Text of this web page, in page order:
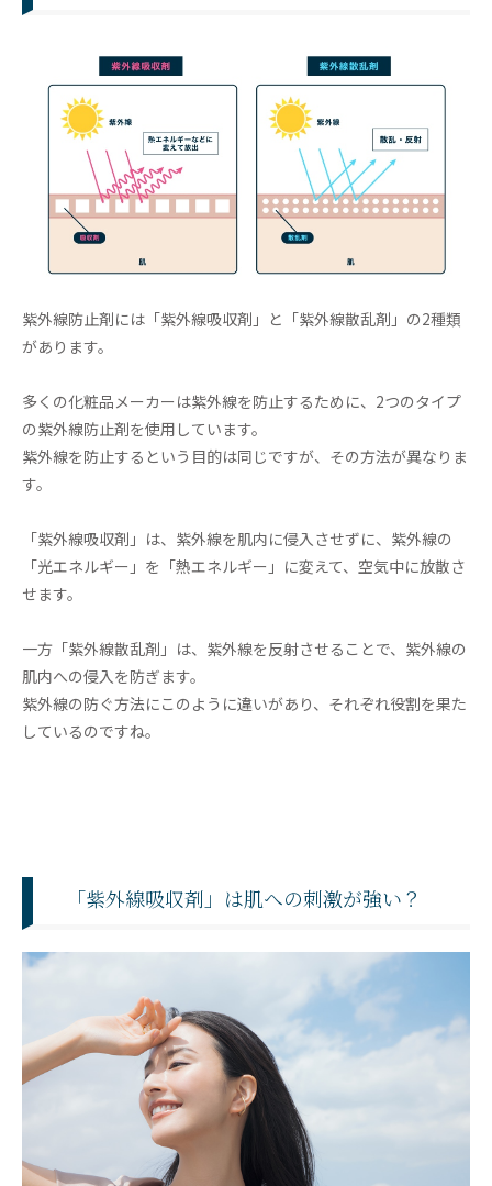
紫外線防止剤には「紫外線吸収剤」と「紫外線散乱剤」の2種類
があります。
多くの化粧品メーカーは紫外線を防止するために、2つのタイプ
の紫外線防止剤を使用しています。
紫外線を防止するという目的は同じですが、その方法が異なりま
す。
「紫外線吸収剤」は、紫外線を肌内に侵入させずに、紫外線の
「光エネルギー」を「熱エネルギー」に変えて、空気中に放散さ
せます。
一方「紫外線散乱剤」は、紫外線を反射させることで、紫外線の
肌内への侵入を防ぎます。
紫外線の防ぐ方法にこのように違いがあり、それぞれ役割を果た
しているのですね。
「紫外線吸収剤」は肌への刺激が強い？